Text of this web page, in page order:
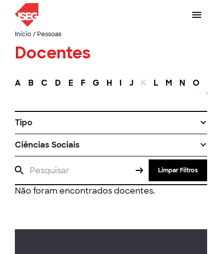
Início/ Pessoas
Docentes
A B C D E F G H I J K L M N O
Tipo
Ciências Sociais
Limpar Filtros
Não foram encontrados docentes.